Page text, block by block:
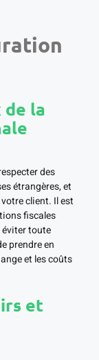
de la
des
étrangères, et
client. Il est
fiscales
toute
prendre en
et les coûts
et